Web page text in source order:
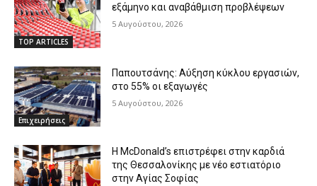
TOP ARTICLES
εξάμηνο και αναβάθμιση προβλέψεων
5 Αυγούστου, 2026
Επιχειρήσεις
Παπουτσάνης: Αύξηση κύκλου εργασιών,
στο 55% οι εξαγωγές
5 Αυγούστου, 2026
Η McDonald’s επιστρέφει στην καρδιά
της Θεσσαλονίκης με νέο εστιατόριο
στην Αγίας Σοφίας